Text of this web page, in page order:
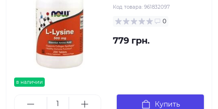
в наличии
Код товара: 961832097
0
779 грн.
Купить